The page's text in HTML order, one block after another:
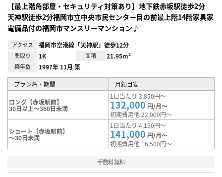
【最上階角部屋・セキュリティ対策あり】地下鉄赤坂駅徒歩2分
天神駅徒歩2分福岡市立中央市民センター目の前最上階14階家具家
電備品付の福岡市マンスリーマンション♪
アクセス 福岡市空港線「天神駅」徒歩12分
間取り 1K 面積 21.95m²
築年数 1997年 11月 築
プラン名・期間 月額目安
ロング【赤坂駅前】
30日以上～360日未満
1日当たり 3,850円～
132,000 円/月～
初期費用他 22,000円～
ショート【赤坂駅前】
～30日未満
1日当たり 4,150円～
141,000 円/月～
初期費用他 16,500円～
手数料無料